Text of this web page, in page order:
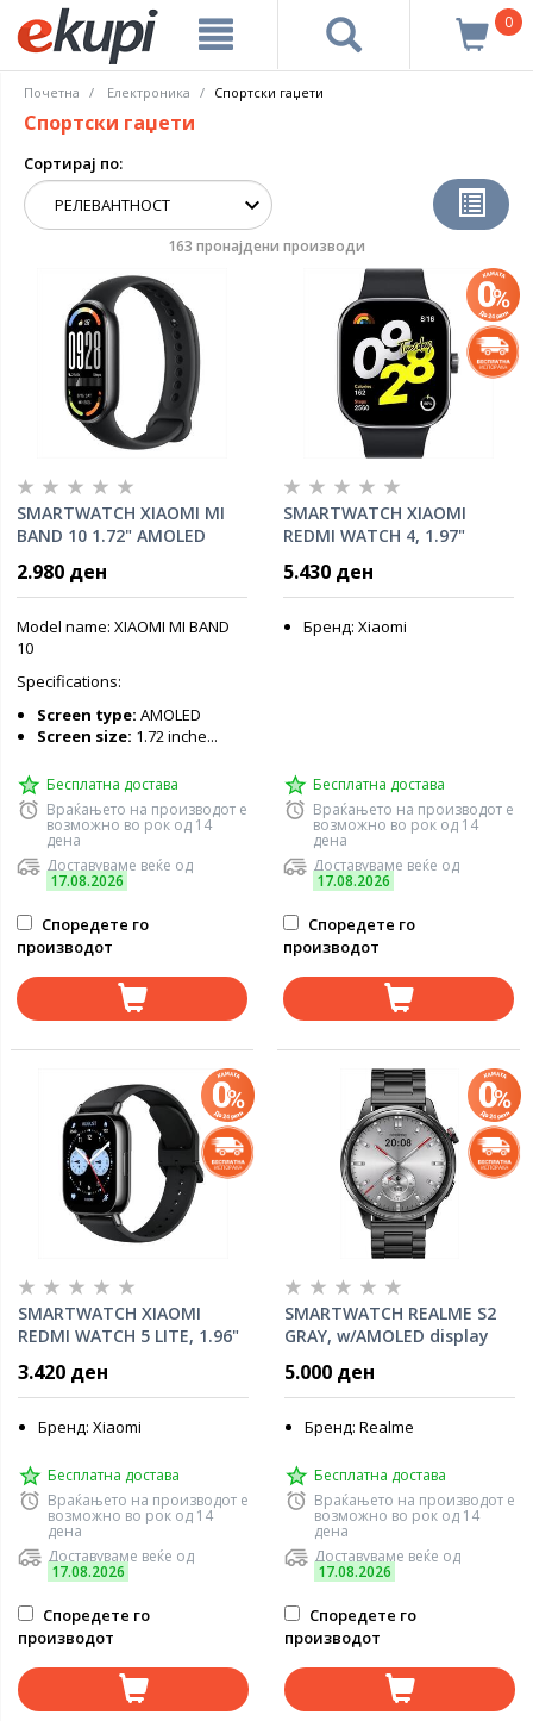
0
Почетна Електроника Спортски гаџети
Спортски гаџети
Сортирај по:
163 пронајдени производи
SMARTWATCH XIAOMI MI
BAND 10 1.72" AMOLED
2.980 ден
Model name: XIAOMI MI BAND
10
Specifications:
Screen type: AMOLED
Screen size: 1.72 inche...
Бесплатна достава
Враќањето на производот е
возможно во рок од 14
дена
Доставуваме веќе од
17.08.2026
Споредете го
производот
SMARTWATCH XIAOMI
REDMI WATCH 4, 1.97"
sports modes) OBSIDIAN
BLACK
5.430 ден
Бренд: Xiaomi
Бесплатна достава
Враќањето на производот е
возможно во рок од 14
дена
Доставуваме веќе од
17.08.2026
Споредете го
производот
SMARTWATCH XIAOMI
REDMI WATCH 5 LITE, 1.96"
sports modes) BLACK
3.420 ден
Бренд: Xiaomi
Бесплатна достава
Враќањето на производот е
возможно во рок од 14
дена
Доставуваме веќе од
17.08.2026
Споредете го
производот
SMARTWATCH REALME S2
GRAY, w/AMOLED display
5.000 ден
Бренд: Realme
Бесплатна достава
Враќањето на производот е
возможно во рок од 14
дена
Доставуваме веќе од
17.08.2026
Споредете го
производот